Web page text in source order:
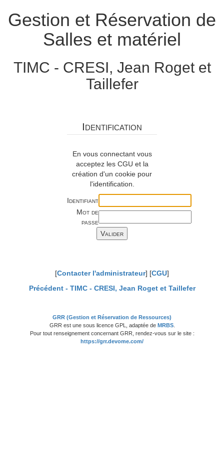
Gestion et Réservation de
Salles et matériel
TIMC - CRESI, Jean Roget et
Taillefer
Identification
En vous connectant vous
acceptez les CGU et la
création d'un cookie pour
l'identification.
Identifiant
Mot de
passe
[Contacter l'administrateur] [CGU]
Précédent - TIMC - CRESI, Jean Roget et Taillefer
GRR (Gestion et Réservation de Ressources)
GRR est une sous licence GPL, adaptée de MRBS.
Pour tout renseignement concernant GRR, rendez-vous sur le site :
https://grr.devome.com/